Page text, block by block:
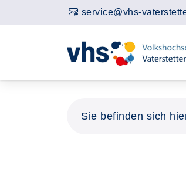
service@vhs-
Sie befinden sich